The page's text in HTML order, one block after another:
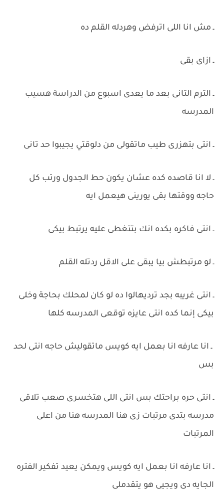
ـ مش انا اللى اترفض وهردله القلم ده
ـ ازاى بقى
ـ الترم التانى بعد ما يعدى اسبوع من الدراسة هسيب
المدرسه
ـ انتى بتهزرى طيب ماتقولى من دلوقتي يجيبوا حد تانى
ـ لا انا قاصده كده عشان يكون حط الجدول ورتب كل
حاجه ووقتها بقى يورينى هيعمل ايه
ـ انتى فاكره بكده انك بتتغطى عليه يرتبط بيكى
ـ لو مرتبطش بيا يبقى على الاقل ردتله القلم
ـ انتى غريبه بجد ترديهالوا ده لو كان لمحلك بحاجة وخلى
بيكى إنما كده انتى عايزه توقعى المدرسه كلها
ـ انا عارفه انا بعمل ايه كويس ماتقوليش حاجه انتى لحد
بس
ـ انتى حره براحتك بس انتى اللى هتخسرى صعب تلاقى
مدرسه بتدى مرتبات زى هنا المدرسه هنا من اعلى
المرتبات
ـ انا عارفه انا بعمل ايه كويس ويمكن يعيد تفكير الفتره
الجايه دى ويجيى هو يتقدملى